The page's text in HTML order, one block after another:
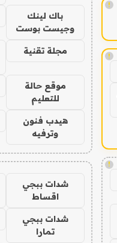
!
!
!
باك لينك
وجيست بوست
مجلة تقنية
موقع حالة
للتعليم
هيدب فنون
وترفيه
شدات ببجي
اقساط
شدات ببجي
تمارا